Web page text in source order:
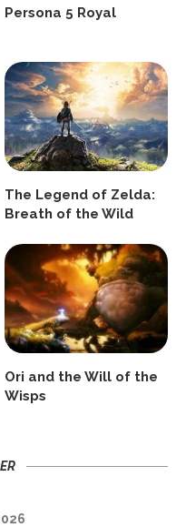
Persona 5 Royal
The Legend of Zelda:
Breath of the Wild
Ori and the Will of the
Wisps